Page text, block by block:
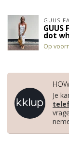
GUUS
dot
Op
Je